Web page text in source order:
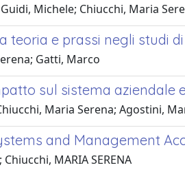
Michele; Chiucchi, Maria
teoria e prassi negli studi
Gatti, Marco
sul sistema aziendale
Maria Serena; Agostini,
and Management
MARIA SERENA